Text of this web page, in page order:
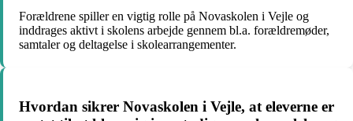
Forældrene spiller en vigtig rolle på Novaskolen i Vejle og
inddrages aktivt i skolens arbejde gennem bl.a. forældremøder,
samtaler og deltagelse i skolearrangementer.
Hvordan sikrer Novaskolen i Vejle, at eleverne er